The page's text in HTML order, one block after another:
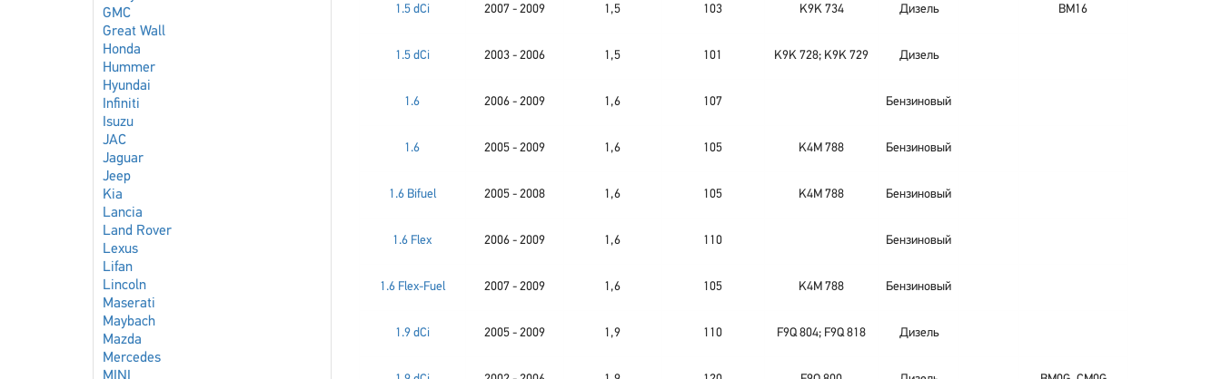
GMC
Great Wall
Honda
Hummer
Hyundai
Infiniti
Isuzu
JAC
Jaguar
Jeep
Kia
Lancia
Land Rover
Lexus
Lifan
Lincoln
Maserati
Maybach
Mazda
Mercedes
1.5 dCi 2007 - 2009 1,5 103 K9K 734 Дизель BM16
1.5 dCi 2003 - 2006 1,5 101 K9K 728; K9K 729 Дизель
1.6 2006 - 2009 1,6 107 Бензиновый
1.6 2005 - 2009 1,6 105 K4M 788 Бензиновый
1.6 Bifuel 2005 - 2008 1,6 105 K4M 788 Бензиновый
1.6 Flex 2006 - 2009 1,6 110 Бензиновый
1.6 Flex-Fuel 2007 - 2009 1,6 105 K4M 788 Бензиновый
1.9 dCi 2005 - 2009 1,9 110 F9Q 804; F9Q 818 Дизель